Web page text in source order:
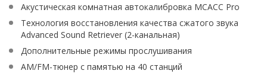
Акустическая комнатная автокалибровка MCACC Pro
Технология восстановления качества сжатого звука
Advanced Sound Retriever (2-канальная)
Дополнительные режимы прослушивания
AM/FM-тюнер с памятью на 40 станций